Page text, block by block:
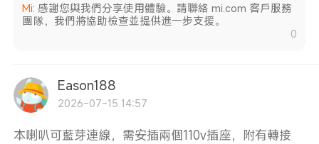
Mi: 感謝您與我們分享使用體驗。請聯絡 mi.com 客戶服務
團隊，我們將協助檢查並提供進一步支援。
0
Eason188
2026-07-15 14:57
本喇叭可藍芽連線，需安插兩個110v插座，附有轉接